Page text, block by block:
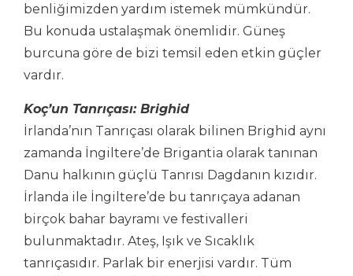
benliğimizden yardım istemek mümkündür.
Bu konuda ustalaşmak önemlidir. Güneş
burcuna göre de bizi temsil eden etkin güçler
vardır.
Koç’un Tanrıçası: Brighid
İrlanda’nın Tanrıçası olarak bilinen Brighid aynı
zamanda İngiltere’de Brigantia olarak tanınan
Danu halkının güçlü Tanrısı Dagdanın kızıdır.
İrlanda ile İngiltere’de bu tanrıçaya adanan
birçok bahar bayramı ve festivalleri
bulunmaktadır. Ateş, Işık ve Sıcaklık
tanrıçasıdır. Parlak bir enerjisi vardır. Tüm